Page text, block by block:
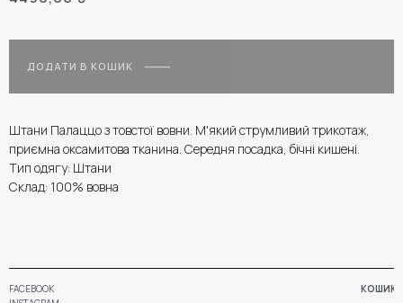
ДОДАТИ В КОШИК
Штани Палаццо з товстої вовни. М'який струмливий трикотаж,
приємна оксамитова тканина. Середня посадка, бічні кишені.
Тип одягу: Штани
Склад: 100% вовна
FACEBOOK КОШИК